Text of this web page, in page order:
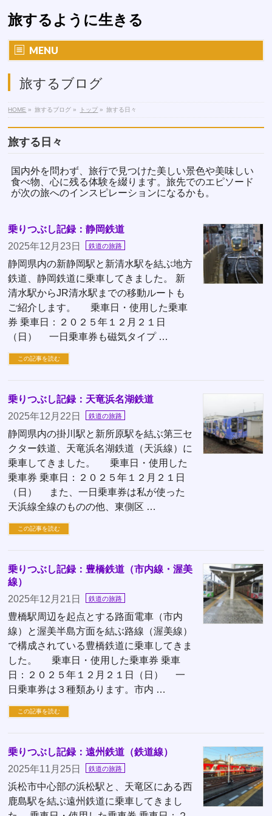
旅するように生きる
MENU
旅するブログ
HOME » 旅するブログ » トップ » 旅する日々
旅する日々
国内外を問わず、旅行で見つけた美しい景色や美味しい
食べ物、心に残る体験を綴ります。旅先でのエピソード
が次の旅へのインスピレーションになるかも。
乗りつぶし記録：静岡鉄道
2025年12月23日
鉄道の旅路
静岡県内の新静岡駅と新清水駅を結ぶ地方
鉄道、静岡鉄道に乗車してきました。 新
清水駅からJR清水駅までの移動ルートも
ご紹介します。 乗車日・使用した乗車
券 乗車日：２０２５年１２月２１日
（日） 一日乗車券も磁気タイプ …
この記事を読む
乗りつぶし記録：天竜浜名湖鉄道
2025年12月22日
鉄道の旅路
静岡県内の掛川駅と新所原駅を結ぶ第三セ
クター鉄道、天竜浜名湖鉄道（天浜線）に
乗車してきました。 乗車日・使用した
乗車券 乗車日：２０２５年１２月２１日
（日） また、一日乗車券は私が使った
天浜線全線のものの他、東側区 …
この記事を読む
乗りつぶし記録：豊橋鉄道（市内線・渥美
線）
2025年12月21日
鉄道の旅路
豊橋駅周辺を起点とする路面電車（市内
線）と渥美半島方面を結ぶ路線（渥美線）
で構成されている豊橋鉄道に乗車してきま
した。 乗車日・使用した乗車券 乗車
日：２０２５年１２月２１日（日） 一
日乗車券は３種類あります。市内 …
この記事を読む
乗りつぶし記録：遠州鉄道（鉄道線）
2025年11月25日
鉄道の旅路
浜松市中心部の浜松駅と、天竜区にある西
鹿島駅を結ぶ遠州鉄道に乗車してきまし